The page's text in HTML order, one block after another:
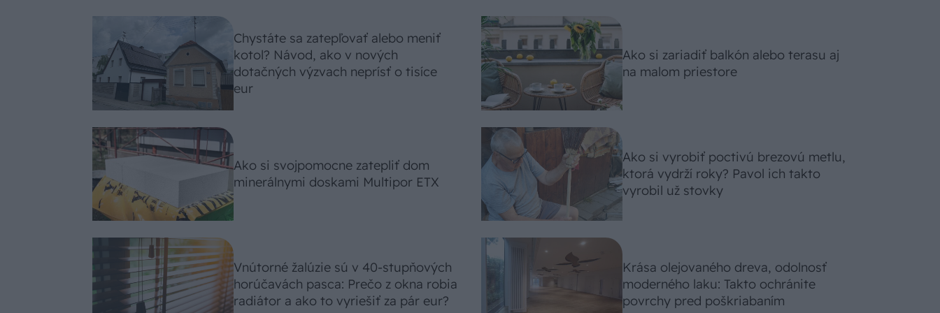
Chystáte sa zatepľovať alebo meniť
kotol? Návod, ako v nových
dotačných výzvach neprísť o tisíce
eur
Ako si svojpomocne zatepliť dom
minerálnymi doskami Multipor ETX
Vnútorné žalúzie sú v 40-stupňových
horúčavách pasca: Prečo z okna robia
radiátor a ako to vyriešiť za pár eur?
Ako si zariadiť balkón alebo terasu aj
na malom priestore
Ako si vyrobiť poctivú brezovú metlu,
ktorá vydrží roky? Pavol ich takto
vyrobil už stovky
Krása olejovaného dreva, odolnosť
moderného laku: Takto ochránite
povrchy pred poškriabaním